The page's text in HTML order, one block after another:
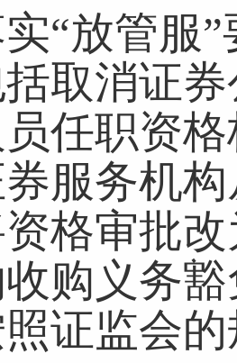
“放管服
取消证
任职资
服务机
格审批
购义务
证监会